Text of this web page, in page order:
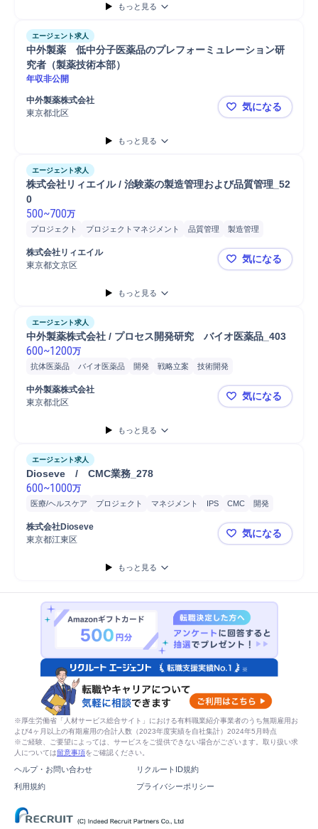
もっと見る
エージェント求人
中外製薬　低中分子医薬品のプレフォーミュレーション研
究者（製薬技術本部）
年収非公開
中外製薬株式会社
東京都北区
中外製薬
気になる
もっと見る
エージェント求人
株式会社リィエイル / 治験薬の製造管理および品質管理_52
0
500~700万
プロジェクト プロジェクトマネジメント 品質管理
製造管理
品質保証
逸脱管理
株式会社リィエイル
東京都文京区
株式会社リ
気になる
もっと見る
エージェント求人
中外製薬株式会社 / プロセス開発研究　バイオ医薬品_403
600~1200万
抗体医薬品 バイオ医薬品 開発 戦略立案
技術開発
バイオ医薬品研究開発
研究開発
プロセス工学研究
要素技術開発 生産技術
樹脂/プラスティック
細胞/バイオ関連
細胞工学研究開発
生物分野
生化学/生物化学研究
バイオエンジニアリング研究開発
データサイエンス研究開発
中外製薬株式会社
東京都北区
中外製薬株
気になる
もっと見る
エージェント求人
Dioseve　/　CMC業務_278
600~1000万
医療/ヘルスケア プロジェクト マネジメント IPS CMC
開発
細胞/バイオ関連
GMP
文書作成
株式会社Dioseve
東京都江東区
Dioseve /
気になる
もっと見る
※厚生労働省「人材サービス総合サイト」における有料職業紹介事業者のうち無期雇用お
よび4ヶ月以上の有期雇用の合計人数（2023年度実績を自社集計）2024年5月時点
※ご経験、ご要望によっては、サービスをご提供できない場合がございます。取り扱い求
人については留意事項をご確認ください。
ヘルプ・お問い合わせ
リクルートID規約
利用規約
プライバシーポリシー